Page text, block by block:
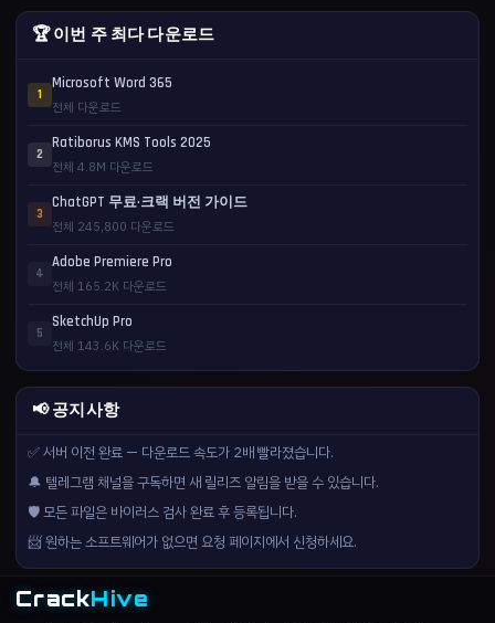
🏆 이번 주 최다 다운로드
1
Microsoft Word 365
전체 다운로드
2
Ratiborus KMS Tools 2025
전체 4.8M 다운로드
3
ChatGPT 무료·크랙 버전 가이드
전체 245,800 다운로드
4
Adobe Premiere Pro
전체 165.2K 다운로드
5
SketchUp Pro
전체 143.6K 다운로드
📢 공지사항
✅ 서버 이전 완료 — 다운로드 속도가 2배 빨라졌습니다.
🔔 텔레그램 채널을 구독하면 새 릴리즈 알림을 받을 수 있습니다.
🛡️ 모든 파일은 바이러스 검사 완료 후 등록됩니다.
📨 원하는 소프트웨어가 없으면 요청 페이지에서 신청하세요.
CrackHive